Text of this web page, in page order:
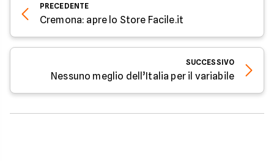
PRECEDENTE
Cremona: apre lo Store Facile.it
SUCCESSIVO
Nessuno meglio dell’Italia per il variabile